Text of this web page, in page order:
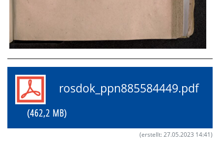
rosdok_ppn885584449.pdf
(462,2 MB)
(erstellt: 27.05.2023 14:41)